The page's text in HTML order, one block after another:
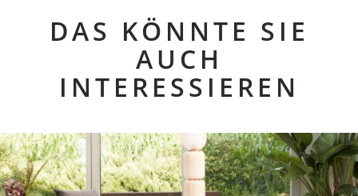
DAS KÖNNTE SIE
AUCH
INTERESSIEREN